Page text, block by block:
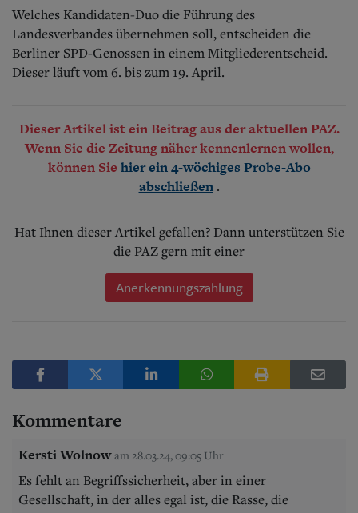
Welches Kandidaten-Duo die Führung des
Landesverbandes übernehmen soll, entscheiden die
Berliner SPD-Genossen in einem Mitgliederentscheid.
Dieser läuft vom 6. bis zum 19. April.
Dieser Artikel ist ein Beitrag aus der aktuellen PAZ.
Wenn Sie die Zeitung näher kennenlernen wollen,
können Sie hier ein 4-wöchiges Probe-Abo
abschließen .
Hat Ihnen dieser Artikel gefallen? Dann unterstützen Sie
die PAZ gern mit einer
Anerkennungszahlung
Kommentare
Kersti Wolnow am 28.03.24, 09:05 Uhr
Es fehlt an Begriffssicherheit, aber in einer
Gesellschaft, in der alles egal ist, die Rasse, die